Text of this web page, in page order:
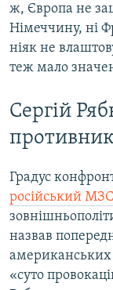
ж, Європа не
Німеччину, ні
ніяк не
теж мало
Сергій
Градус
російський МЗС
назвав
американських
«суто